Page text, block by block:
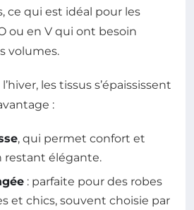
ce qui est idéal pour les
ou en V qui ont besoin
volumes.
les tissus s’épaississent
:
, qui permet confort et
restant élégante.
: parfaite pour des robes
et chics, souvent choisie par